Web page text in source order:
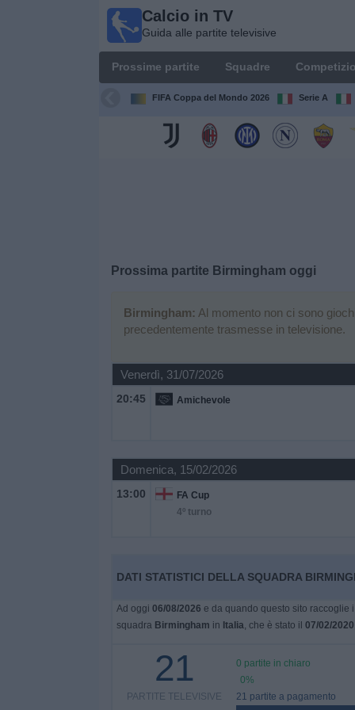
Calcio in TV
Guida alle partite televisive
Prossime partite Squadre
FIFA Coppa del Mondo 2026 Serie A
Prossima partite Birmingham oggi
Birmingham: Al momento non ci sono
precedentemente trasmesse in televisione.
Venerdì, 31/07/2026
20:45 Amichevole
Domenica, 15/02/2026
13:00
FA Cup
4º turno
DATI STATISTICI DELLA SQUADRA
Ad oggi 06/08/2026 e da quando questo sito raccoglie
squadra Birmingham in Italia, che è stato il 07/02/2020
21
PARTITE TELEVISIVE
0 partite in chiaro
0%
21 partite a pagamento